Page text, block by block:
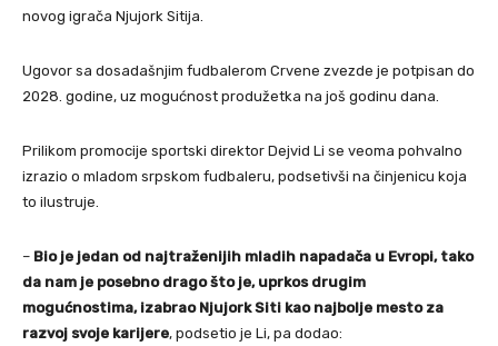
novog igrača Njujork Sitija.
Ugovor sa dosadašnjim fudbalerom Crvene zvezde je potpisan do
2028. godine, uz mogućnost produžetka na još godinu dana.
Prilikom promocije sportski direktor Dejvid Li se veoma pohvalno
izrazio o mladom srpskom fudbaleru, podsetivši na činjenicu koja
to ilustruje.
– Bio je jedan od najtraženijih mladih napadača u Evropi, tako
da nam je posebno drago što je, uprkos drugim
mogućnostima, izabrao Njujork Siti kao najbolje mesto za
razvoj svoje karijere, podsetio je Li, pa dodao: